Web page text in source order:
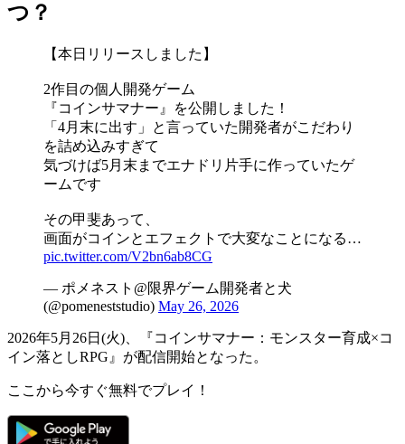
つ？
【本日リリースしました】
2作目の個人開発ゲーム
『コインサマナー』を公開しました！
「4月末に出す」と言っていた開発者がこだわり
を詰め込みすぎて
気づけば5月末までエナドリ片手に作っていたゲ
ームです
その甲斐あって、
画面がコインとエフェクトで大変なことになる…
pic.twitter.com/V2bn6ab8CG
— ポメネスト@限界ゲーム開発者と犬
(@pomeneststudio) May 26, 2026
2026年5月26日(火)、『コインサマナー：モンスター育成×コ
イン落としRPG』が配信開始となった。
ここから今すぐ無料でプレイ！